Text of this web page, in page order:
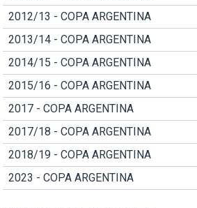
2012/13 - COPA ARGENTINA
2013/14 - COPA ARGENTINA
2014/15 - COPA ARGENTINA
2015/16 - COPA ARGENTINA
2017 - COPA ARGENTINA
2017/18 - COPA ARGENTINA
2018/19 - COPA ARGENTINA
2023 - COPA ARGENTINA